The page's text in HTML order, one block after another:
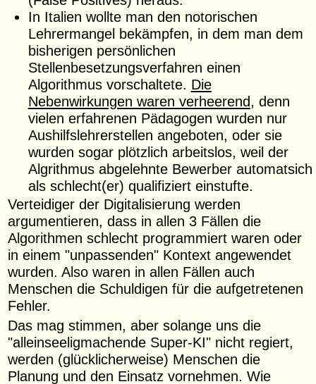
In Italien wollte man den notorischen
Lehrermangel bekämpfen, in dem man dem
bisherigen persönlichen
Stellenbesetzungsverfahren einen
Algorithmus vorschaltete. Die
Nebenwirkungen waren verheerend, denn
vielen erfahrenen Pädagogen wurden nur
Aushilfslehrerstellen angeboten, oder sie
wurden sogar plötzlich arbeitslos, weil der
Algrithmus abgelehnte Bewerber automatsich
als schlecht(er) qualifiziert einstufte.
Verteidiger der Digitalisierung werden
argumentieren, dass in allen 3 Fällen die
Algorithmen schlecht programmiert waren oder
in einem "unpassenden" Kontext angewendet
wurden. Also waren in allen Fällen auch
Menschen die Schuldigen für die aufgetretenen
Fehler.
Das mag stimmen, aber solange uns die
"alleinseeligmachende Super-KI" nicht regiert,
werden (glücklicherweise) Menschen die
Planung und den Einsatz vornehmen. Wie